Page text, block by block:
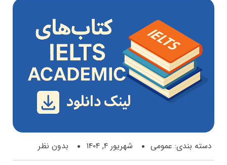
بندی: عمومی شهریور ۴, ۱۴۰۴ بدون نظر